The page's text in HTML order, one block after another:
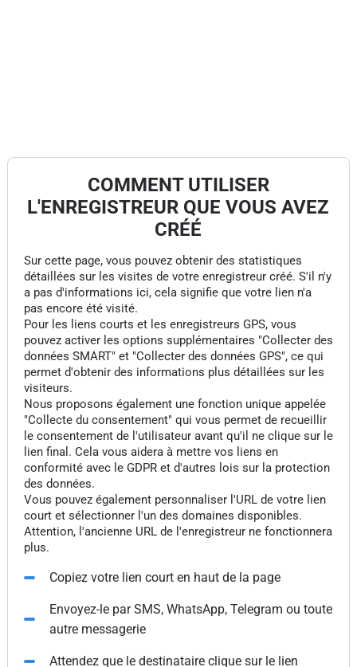
COMMENT UTILISER
L'ENREGISTREUR QUE VOUS AVEZ
CRÉÉ
Sur cette page, vous pouvez obtenir des statistiques
détaillées sur les visites de votre enregistreur créé. S'il n'y
a pas d'informations ici, cela signifie que votre lien n'a
pas encore été visité.
Pour les liens courts et les enregistreurs GPS, vous
pouvez activer les options supplémentaires "Collecter des
données SMART" et "Collecter des données GPS", ce qui
permet d'obtenir des informations plus détaillées sur les
visiteurs.
Nous proposons également une fonction unique appelée
"Collecte du consentement" qui vous permet de recueillir
le consentement de l'utilisateur avant qu'il ne clique sur le
lien final. Cela vous aidera à mettre vos liens en
conformité avec le GDPR et d'autres lois sur la protection
des données.
Vous pouvez également personnaliser l'URL de votre lien
court et sélectionner l'un des domaines disponibles.
Attention, l'ancienne URL de l'enregistreur ne fonctionnera
plus.
Copiez votre lien court en haut de la page
Envoyez-le par SMS, WhatsApp, Telegram ou toute
autre messagerie
Attendez que le destinataire clique sur le lien